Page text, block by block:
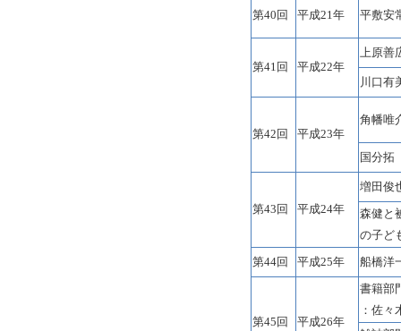
第40回 平成21年 平敷安
第41回 平成22年
上原善
川口有
第42回 平成23年
角幡唯
国分拓
第43回 平成24年
増田俊
森健と
の子ど
第44回
平成25年 船橋洋
第45回 平成26年
書籍部
：佐々